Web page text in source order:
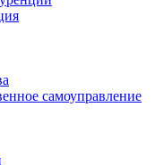
самоуправление